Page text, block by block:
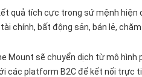
quả tích cực trong sứ mệnh hiện
chính, bất động sản, bán lẻ,
Mount sẽ chuyển dịch từ mô
các platform B2C để kết nối trực